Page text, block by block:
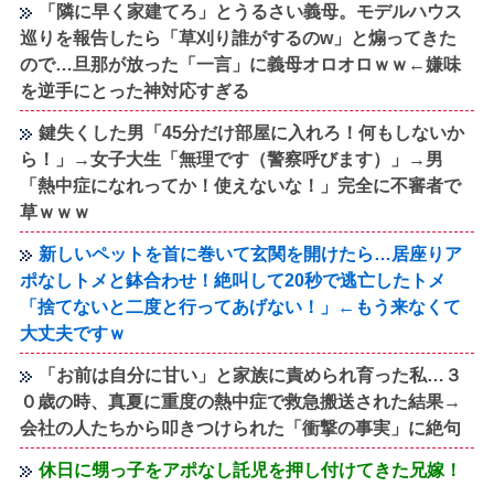
「隣に早く家建てろ」とうるさい義母。モデルハウス
巡りを報告したら「草刈り誰がするのw」と煽ってきた
ので…旦那が放った「一言」に義母オロオロｗｗ←嫌味
を逆手にとった神対応すぎる
鍵失くした男「45分だけ部屋に入れろ！何もしないか
ら！」→女子大生「無理です（警察呼びます）」→男
「熱中症になれってか！使えないな！」完全に不審者で
草ｗｗｗ
新しいペットを首に巻いて玄関を開けたら…居座りア
ポなしトメと鉢合わせ！絶叫して20秒で逃亡したトメ
「捨てないと二度と行ってあげない！」←もう来なくて
大丈夫ですｗ
「お前は自分に甘い」と家族に責められ育った私…３
０歳の時、真夏に重度の熱中症で救急搬送された結果→
会社の人たちから叩きつけられた「衝撃の事実」に絶句
休日に甥っ子をアポなし託児を押し付けてきた兄嫁！